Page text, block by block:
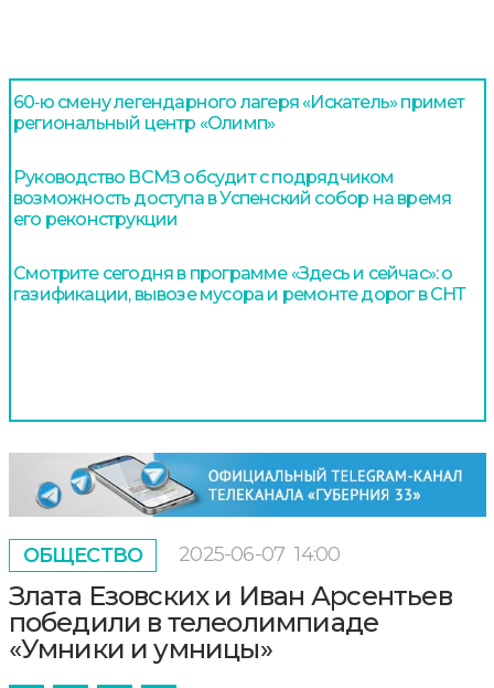
60‑ю смену легендарного лагеря «Искатель» примет
региональный центр «Олимп»
Руководство ВСМЗ обсудит с подрядчиком
возможность доступа в Успенский собор на время
его реконструкции
Смотрите сегодня в программе «Здесь и сейчас»: о
газификации, вывозе мусора и ремонте дорог в СНТ
ОБЩЕСТВО 2025-06-07 14:00
Злата Езовских и Иван Арсентьев
победили в телеолимпиаде
«Умники и умницы»